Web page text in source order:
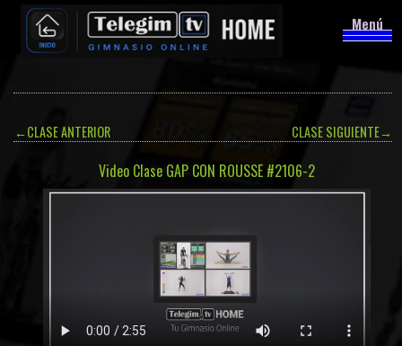
Menú
←CLASE ANTERIOR CLASE SIGUIENTE→
Video Clase GAP CON ROUSSE #2106-2